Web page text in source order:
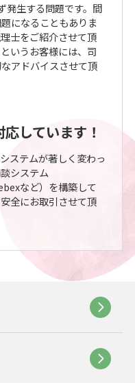
発生する問題です。間
になることもありま
士をご紹介させて頂
いうお客様には、司
アドバイスさせて頂
しています！
ステムが著しく変わっ
システム
など）を構築して
全にお取引させて頂